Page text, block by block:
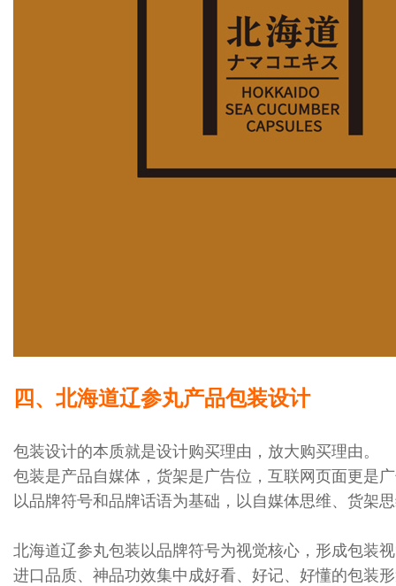
四、北海道辽参丸产品包装设计
包装设计的本质就是设计购买理由，放大购买理由。
包装是产品自媒体，货架是广告位，互联网页面更是
以品牌符号和品牌话语为基础，以自媒体思维、货架
北海道辽参丸包装以品牌符号为视觉核心，形成包装
进口品质、神品功效集中成好看、好记、好懂的包装